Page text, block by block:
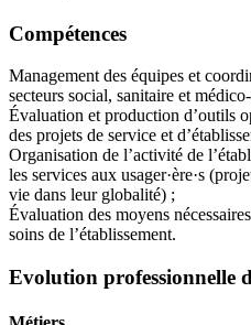
Compétences
Management des équipes et
secteurs social, sanitaire et
Évaluation et production d’outils
des projets de service et
Organisation de l’activité de
les services aux usager·ère·s
vie dans leur globalité) ;
Évaluation des moyens
soins de l’établissement.
Evolution professionnelle